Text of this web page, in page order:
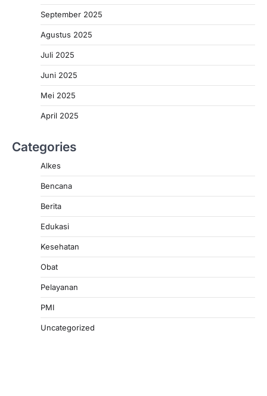
September 2025
Agustus 2025
Juli 2025
Juni 2025
Mei 2025
April 2025
Categories
Alkes
Bencana
Berita
Edukasi
Kesehatan
Obat
Pelayanan
PMI
Uncategorized